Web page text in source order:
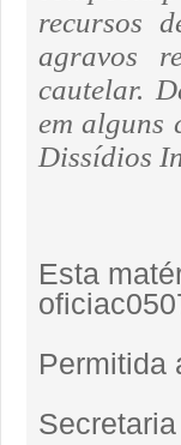
recursos
agravos
cautelar.
em alguns
Dissídios
Esta
Permitida